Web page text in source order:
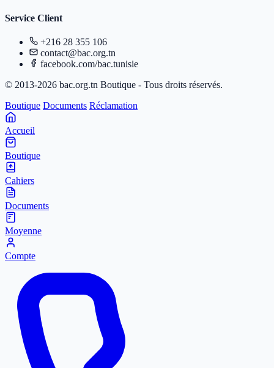
Service Client
+216 28 355 106
contact@bac.org.tn
facebook.com/bac.tunisie
© 2013-2026 bac.org.tn Boutique - Tous droits réservés.
Boutique Documents Réclamation
Accueil
Boutique
Cahiers
Documents
Moyenne
Compte